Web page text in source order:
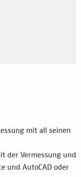
mit all seinen
der Vermessung und
und AutoCAD oder